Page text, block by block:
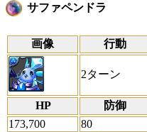
サファペンドラ
画像 行動
2ターン
HP 防御
173,700
80